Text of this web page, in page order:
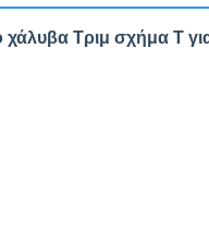
Τριμ σχήμα Τ